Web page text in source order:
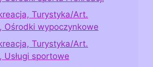
Turystyka/Art.
Ośrodki wypoczynkowe
Turystyka/Art.
Usługi sportowe